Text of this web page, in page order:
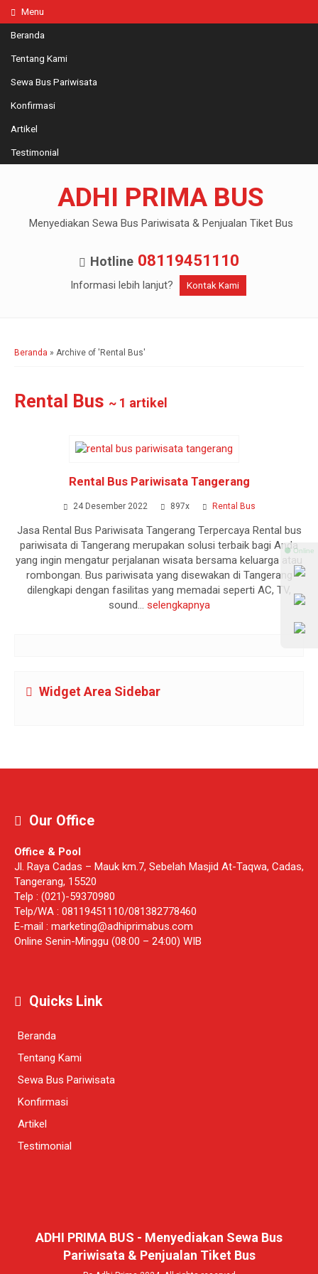
Menu
Beranda
Tentang Kami
Sewa Bus Pariwisata
Konfirmasi
Artikel
Testimonial
ADHI PRIMA BUS
Menyediakan Sewa Bus Pariwisata & Penjualan Tiket Bus
Hotline 08119451110
Informasi lebih lanjut? Kontak Kami
Beranda » Archive of 'Rental Bus'
Rental Bus ~ 1 artikel
Rental Bus Pariwisata Tangerang
24 Desember 2022 897x Rental Bus
Jasa Rental Bus Pariwisata Tangerang Terpercaya Rental bus
pariwisata di Tangerang merupakan solusi terbaik bagi Anda
yang ingin mengatur perjalanan wisata bersama keluarga atau
rombongan. Bus pariwisata yang disewakan di Tangerang
dilengkapi dengan fasilitas yang memadai seperti AC, TV,
sound... selengkapnya
Widget Area Sidebar
Our Office
Office & Pool
Jl. Raya Cadas – Mauk km.7, Sebelah Masjid At-Taqwa, Cadas,
Tangerang, 15520
Telp : (021)-59370980
Telp/WA : 08119451110/081382778460
E-mail : marketing@adhiprimabus.com
Online Senin-Minggu (08:00 – 24:00) WIB
Quicks Link
Beranda
Tentang Kami
Sewa Bus Pariwisata
Konfirmasi
Artikel
Testimonial
ADHI PRIMA BUS - Menyediakan Sewa Bus
Pariwisata & Penjualan Tiket Bus
⚫ Online